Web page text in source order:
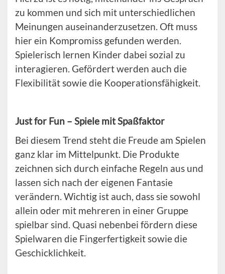
zu kommen und sich mit unterschiedlichen
Meinungen auseinanderzusetzen. Oft muss
hier ein Kompromiss gefunden werden.
Spielerisch lernen Kinder dabei sozial zu
interagieren. Gefördert werden auch die
Flexibilität sowie die Kooperationsfähigkeit.
Just for Fun – Spiele mit Spaßfaktor
Bei diesem Trend steht die Freude am Spielen
ganz klar im Mittelpunkt. Die Produkte
zeichnen sich durch einfache Regeln aus und
lassen sich nach der eigenen Fantasie
verändern. Wichtig ist auch, dass sie sowohl
allein oder mit mehreren in einer Gruppe
spielbar sind. Quasi nebenbei fördern diese
Spielwaren die Fingerfertigkeit sowie die
Geschicklichkeit.